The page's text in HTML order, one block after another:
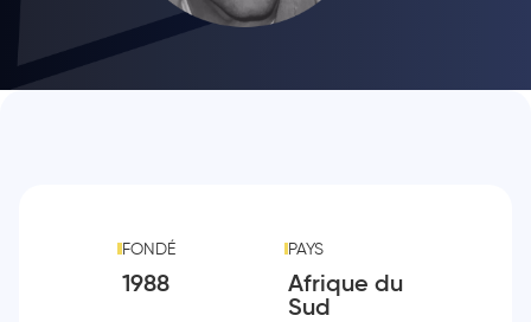
FONDÉ
1988
PAYS
Afrique du
Sud